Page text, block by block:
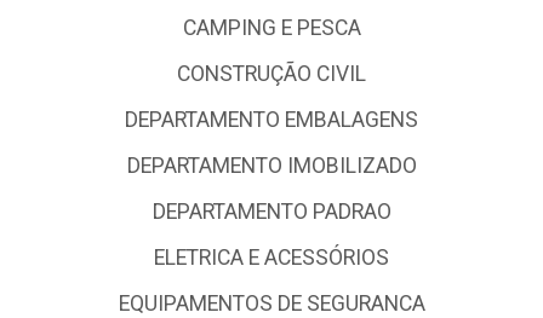
CAMPING E PESCA
CONSTRUÇÃO CIVIL
DEPARTAMENTO EMBALAGENS
DEPARTAMENTO IMOBILIZADO
DEPARTAMENTO PADRAO
ELETRICA E ACESSÓRIOS
EQUIPAMENTOS DE SEGURANCA